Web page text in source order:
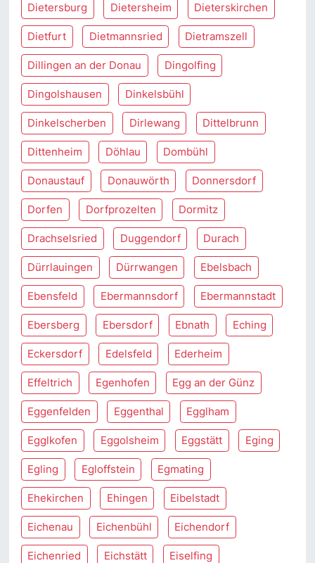
Dietersburg Dietersheim Dieterskirchen
Dietfurt Dietmannsried Dietramszell
Dillingen an der Donau Dingolfing
Dingolshausen Dinkelsbühl
Dinkelscherben Dirlewang Dittelbrunn
Dittenheim Döhlau Dombühl
Donaustauf Donauwörth Donnersdorf
Dorfen Dorfprozelten Dormitz
Drachselsried Duggendorf Durach
Dürrlauingen Dürrwangen Ebelsbach
Ebensfeld Ebermannsdorf Ebermannstadt
Ebersberg Ebersdorf Ebnath Eching
Eckersdorf Edelsfeld Ederheim
Effeltrich Egenhofen Egg an der Günz
Eggenfelden Eggenthal Egglham
Egglkofen Eggolsheim Eggstätt Eging
Egling Egloffstein Egmating
Ehekirchen Ehingen Eibelstadt
Eichenau Eichenbühl Eichendorf
Eichenried Eichstätt Eiselfing